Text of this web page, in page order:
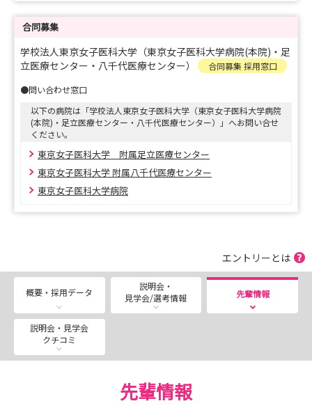
施設を選べて、希望領域も選ぶことができます。
※産科を希望する方は、助産師オンライン説明会の参加が
まずはそちらからご参加ください。
（助産師オンライン説明会：8/8(土)：10：00-11：00
9/12(土)13：00-14：00
イベント開催日は、各施設のサイトや伝言板をご覧くださ
女子医大の就業体験の特徴は？
『多重業務の進め方がわかった』『看護師同士が互いに声
をかけ合い、支え合っている姿が印象的だった』
という感想も沢山いただいています。
また『患者さんとの関わりを見て、自分の目指す看護がこ
こにあると思った』という声もありますので、
病院選択に際し、就職先として大切にしたいことも見つか
合同募集
学校法人東京女子医科大学（東京女子医科大学病院(本院)・足
立医療センター・八千代医療センター）
合同募集 採用窓口
●問い合わせ窓口
以下の病院は「学校法人東京女子医科大学（東京女子医科大学病院
(本院)・足立医療センター・八千代医療センター）」へお問い合せ
ください。
東京女子医科大学 附属足立医療センター
東京女子医科大学 附属八千代医療センター
東京女子医科大学病院
エントリーとは
概要・採用データ
説明会・
見学会/選考情報
先輩情報
説明会・見学会
クチコミ
先輩情報